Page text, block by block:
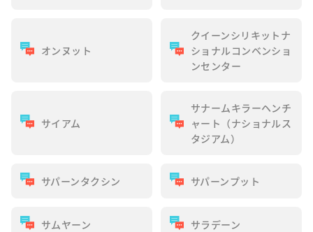
オンヌット
クイーンシリキットナ
ショナルコンベンショ
ンセンター
サイアム
サナームキラーヘンチ
ャート（ナショナルス
タジアム）
サパーンタクシン サパーンプット
サムヤーン サラデーン